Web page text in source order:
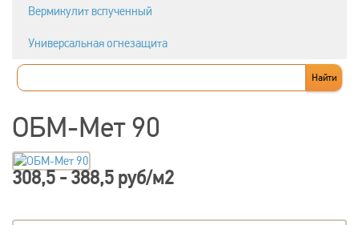
Вермикулит вспученный
Универсальная огнезащита
ОБМ-Мет 90
308,5 - 388,5 руб/м2